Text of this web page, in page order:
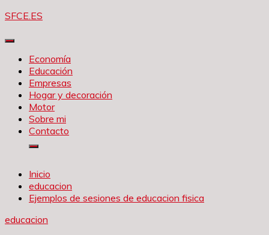
Saltar
contenido
SFCE.ES
Economía
Educación
Empresas
Hogar y decoración
Motor
Sobre mi
Contacto
Inicio
educacion
Ejemplos de sesiones de educacion fisica
educacion